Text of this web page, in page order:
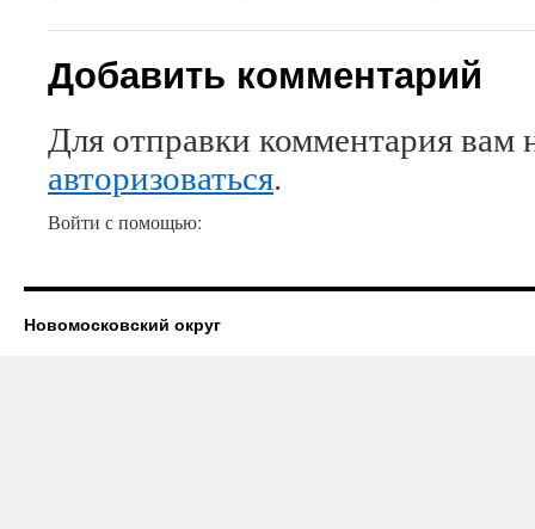
Добавить комментарий
Для отправки комментария вам
авторизоваться.
Войти с помощью:
Новомосковский округ